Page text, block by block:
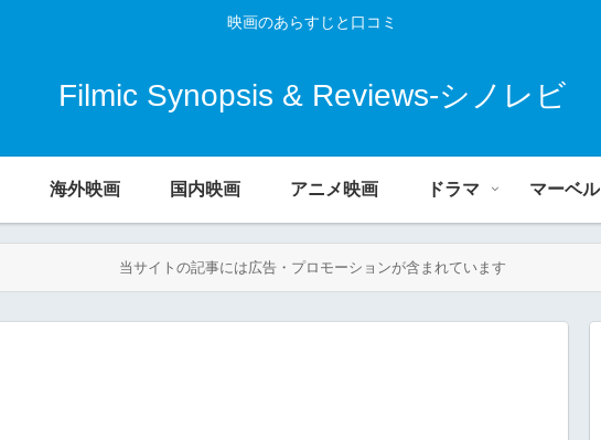
映画のあらすじと口コミ
Filmic Synopsis & Reviews-シノレビ
海外映画 国内映画 アニメ映画 ドラマ マーベル
当サイトの記事には広告・プロモーションが含まれています